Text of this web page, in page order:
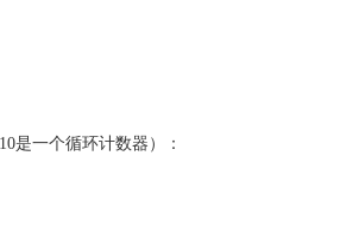
是一个循环计数器）：